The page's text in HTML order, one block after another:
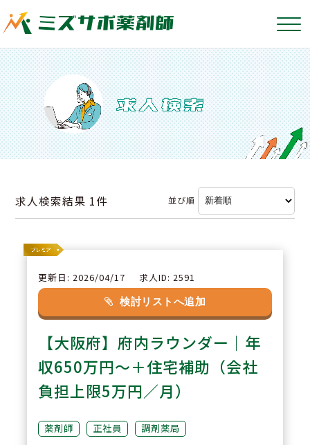
求人検索結果 1件 並び順
更新日: 2026/04/17 求人ID: 2591
検討リストへ追加
【大阪府】府内ラウンダー｜年
収650万円～＋住宅補助（会社
負担上限5万円／月）
薬剤師 正社員 調剤薬局